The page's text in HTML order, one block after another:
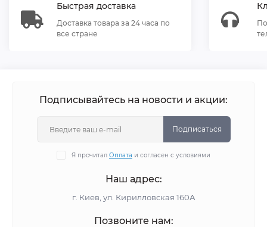
Быстрая доставка
Доставка товара за 24 часа по
все стране
Подписывайтесь на новости и акции:
Подписаться
Я прочитал Оплата и согласен с условиями
Наш адрес:
г. Киев, ул. Кирилловская 160А
Позвоните нам: